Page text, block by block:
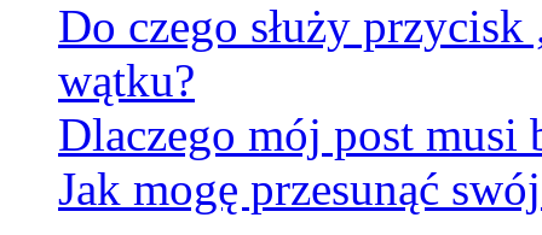
Do czego służy
wątku?
Dlaczego mój post musi
Jak mogę przesunąć